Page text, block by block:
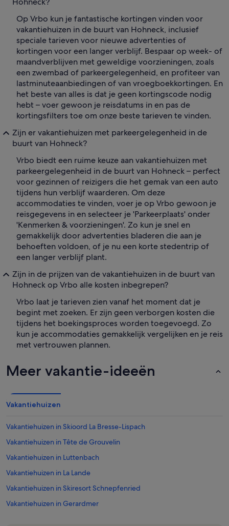
Op Vrbo kun je fantastische kortingen vinden voor
vakantiehuizen in de buurt van Hohneck, inclusief
speciale tarieven voor nieuwe advertenties of
kortingen voor een langer verblijf. Bespaar op week- of
maandverblijven met geweldige voorzieningen, zoals
een zwembad of parkeergelegenheid, en profiteer van
lastminuteaanbiedingen of van vroegboekkortingen. En
het beste van alles is dat je geen kortingscode nodig
hebt – voer gewoon je reisdatums in en pas de
kortingsfilters toe om onze beste tarieven te vinden.
Zijn er vakantiehuizen met parkeergelegenheid in de
buurt van Hohneck?
Vrbo biedt een ruime keuze aan vakantiehuizen met
parkeergelegenheid in de buurt van Hohneck – perfect
voor gezinnen of reizigers die het gemak van een auto
tijdens hun verblijf waarderen. Om deze
accommodaties te vinden, voer je op Vrbo gewoon je
reisgegevens in en selecteer je 'Parkeerplaats' onder
'Kenmerken & voorzieningen'. Zo kun je snel en
gemakkelijk door advertenties bladeren die aan je
behoeften voldoen, of je nu een korte stedentrip of
een langer verblijf plant.
Zijn in de prijzen van de vakantiehuizen in de buurt van
Hohneck op Vrbo alle kosten inbegrepen?
Vrbo laat je tarieven zien vanaf het moment dat je
begint met zoeken. Er zijn geen verborgen kosten die
tijdens het boekingsproces worden toegevoegd. Zo
kun je accommodaties gemakkelijk vergelijken en je reis
met vertrouwen plannen.
Meer vakantie-ideeën
Vakantiehuizen
Vakantiehuizen in Skioord La Bresse-Lispach
Vakantiehuizen in Tête de Grouvelin
Vakantiehuizen in Luttenbach
Vakantiehuizen in La Lande
Vakantiehuizen in Skiresort Schnepfenried
Vakantiehuizen in Gerardmer